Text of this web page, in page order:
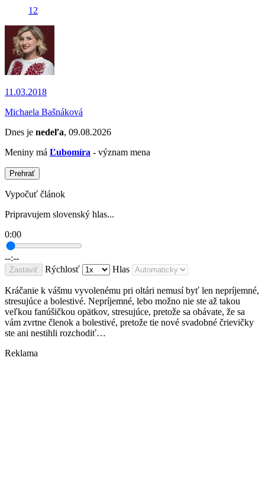
12
11.03.2018
Michaela Bašnáková
Dnes je nedeľa, 09.08.2026
Meniny má Ľubomíra - význam mena
Prehrať
Vypočuť článok
Pripravujem slovenský hlas...
0:00
--:--
Zastaviť Rýchlosť Hlas
Kráčanie k vášmu vyvolenému pri oltári nemusí byť len nepríjemné,
stresujúce a bolestivé. Nepríjemné, lebo možno nie ste až takou
veľkou fanúšičkou opätkov, stresujúce, pretože sa obávate, že sa
vám zvrtne členok a bolestivé, pretože tie nové svadobné črievičky
ste ani nestihli rozchodiť…
Reklama